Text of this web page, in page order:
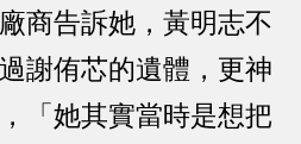
商告訴她，黃明志不
謝侑芯的遺體，更神
「她其實當時是想把